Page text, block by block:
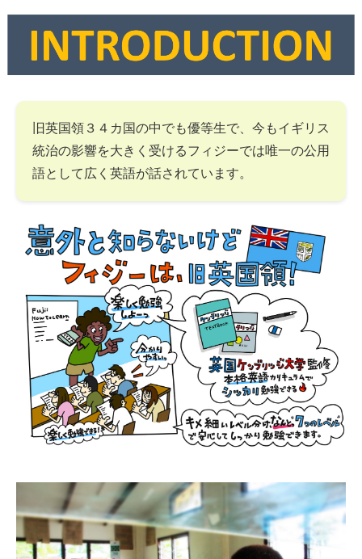
旧英国領３４カ国の中でも優等生で、今もイギリス
統治の影響を大きく受けるフィジーでは唯一の公用
語として広く英語が話されています。